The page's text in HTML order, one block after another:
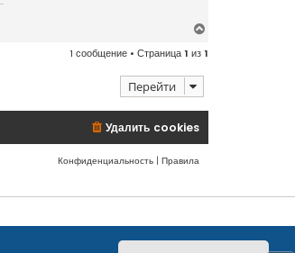
т
с
ч
а
1 сообщение • Страница1 из1
Перейти
Удалить cookies
Конфиденциальность | Правила